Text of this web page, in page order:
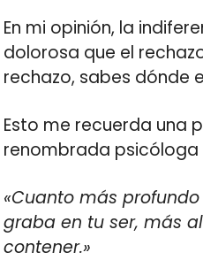
En mi opinión, la
dolorosa que el
rechazo, sabes dónde
Esto me recuerda una
renombrada psicóloga
«Cuanto más
graba en tu ser, más
contener.»